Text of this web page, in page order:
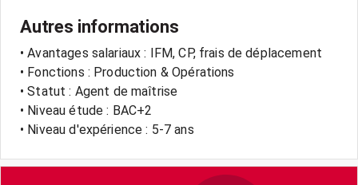
Autres informations
• Avantages salariaux : IFM, CP, frais de déplacement
• Fonctions : Production & Opérations
• Statut : Agent de maîtrise
• Niveau étude : BAC+2
• Niveau d'expérience : 5-7 ans